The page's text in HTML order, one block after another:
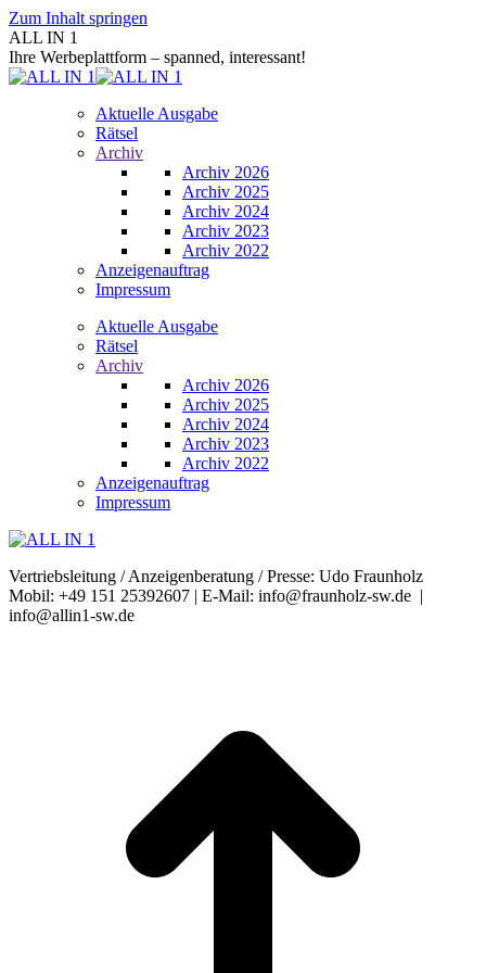
Zum Inhalt springen
ALL IN 1
Ihre Werbeplattform – spanned, interessant!
Aktuelle Ausgabe
Rätsel
Archiv
Archiv 2026
Archiv 2025
Archiv 2024
Archiv 2023
Archiv 2022
Anzeigenauftrag
Impressum
Aktuelle Ausgabe
Rätsel
Archiv
Archiv 2026
Archiv 2025
Archiv 2024
Archiv 2023
Archiv 2022
Anzeigenauftrag
Impressum
Vertriebsleitung / Anzeigenberatung / Presse: Udo Fraunholz
Mobil: +49 151 25392607 | E-Mail: info@fraunholz-sw.de |
info@allin1-sw.de